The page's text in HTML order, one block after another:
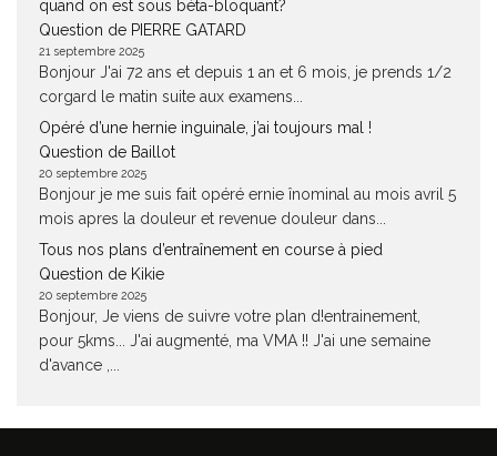
quand on est sous béta-bloquant?
Question de PIERRE GATARD
21 septembre 2025
Bonjour J'ai 72 ans et depuis 1 an et 6 mois, je prends 1/2
corgard le matin suite aux examens...
Opéré d’une hernie inguinale, j’ai toujours mal !
Question de Baillot
20 septembre 2025
Bonjour je me suis fait opéré ernie înominal au mois avril 5
mois apres la douleur et revenue douleur dans...
Tous nos plans d’entraînement en course à pied
Question de Kikie
20 septembre 2025
Bonjour, Je viens de suivre votre plan d!entrainement,
pour 5kms... J'ai augmenté, ma VMA !! J'ai une semaine
d'avance ,...